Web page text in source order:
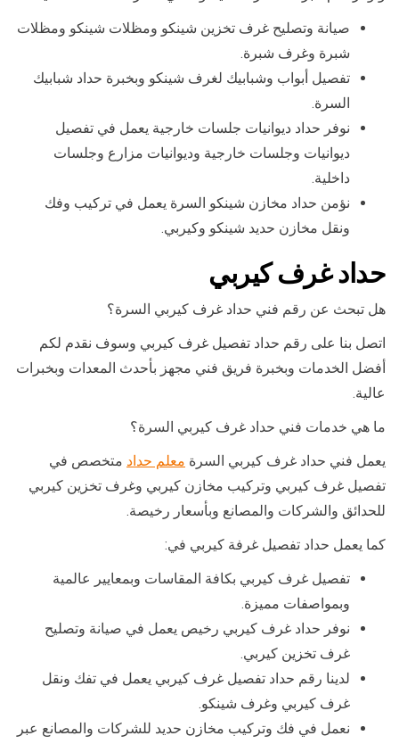
صيانة وتصليح غرف تخزين شينكو ومظلات شينكو ومظلات
شبرة وغرف شبرة.
تفصيل أبواب وشبابيك لغرف شينكو وبخبرة حداد شبابيك
السرة.
نوفر حداد ديوانيات جلسات خارجية يعمل في تفصيل
ديوانيات وجلسات خارجية وديوانيات مزارع وجلسات
داخلية.
نؤمن حداد مخازن شينكو السرة يعمل في تركيب وفك
ونقل مخازن حديد شينكو وكيربي.
حداد غرف كيربي
هل تبحث عن رقم فني حداد غرف كيربي السرة؟
اتصل بنا على رقم حداد تفصيل غرف كيربي وسوف نقدم لكم
أفضل الخدمات وبخبرة فريق فني مجهز بأحدث المعدات وبخبرات
عالية.
ما هي خدمات فني حداد غرف كيربي السرة؟
يعمل فني حداد غرف كيربي السرة معلم حداد متخصص في
تفصيل غرف كيربي وتركيب مخازن كيربي وغرف تخزين كيربي
للحدائق والشركات والمصانع وبأسعار رخيصة.
كما يعمل حداد تفصيل غرفة كيربي في:
تفصيل غرف كيربي بكافة المقاسات وبمعايير عالمية
وبمواصفات مميزة.
نوفر حداد غرف كيربي رخيص يعمل في صيانة وتصليح
غرف تخزين كيربي.
لدينا رقم حداد تفصيل غرف كيربي يعمل في تفك ونقل
غرف كيربي وغرف شينكو.
نعمل في فك وتركيب مخازن حديد للشركات والمصانع عبر